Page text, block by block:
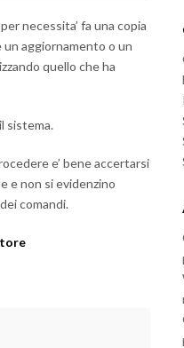
necessita’ fa una copia
un aggiornamento o un
quello che ha
sistema.
e’ bene accertarsi
e non si evidenzino
comandi.